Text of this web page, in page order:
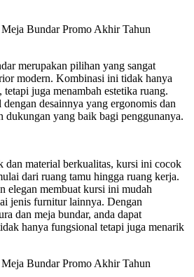
merupakan pilihan yang sangat
modern. Kombinasi ini tidak hanya
juga menambah estetika ruang.
desainnya yang ergonomis dan
dukungan yang baik bagi penggunanya.
dan material berkualitas, kursi ini cocok
dari ruang tamu hingga ruang kerja.
elegan membuat kursi ini mudah
jenis furnitur lainnya. Dengan
dan meja bundar, anda dapat
hanya fungsional tetapi juga menarik